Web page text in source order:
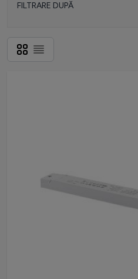
FILTRARE DUPĂ
Grilă
Listă